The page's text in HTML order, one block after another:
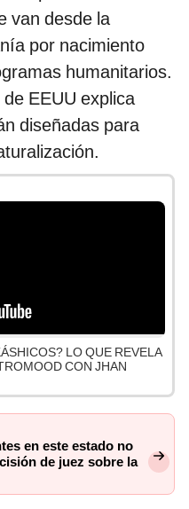
van desde la
por nacimiento
humanitarios.
EEUU explica
diseñadas para
LO QUE REVELA
CON JHAN
en este estado no
de juez sobre la